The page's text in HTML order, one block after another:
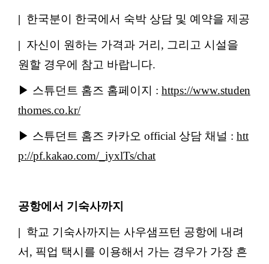
| 한국분이 한국에서 숙박 상담 및 예약을 제공
| 자신이 원하는 가격과 거리, 그리고 시설을
원할 경우에 참고 바랍니다.
▶ 스튜던트 홈즈 홈페이지 : https://www.studen
thomes.co.kr/
▶ 스튜던트 홈즈 카카오 official 상담 채널 : htt
p://pf.kakao.com/_iyxlTs/chat
공항에서 기숙사까지
| 학교 기숙사까지는 사우샘프턴 공항에 내려
서, 픽업 택시를 이용해서 가는 경우가 가장 흔